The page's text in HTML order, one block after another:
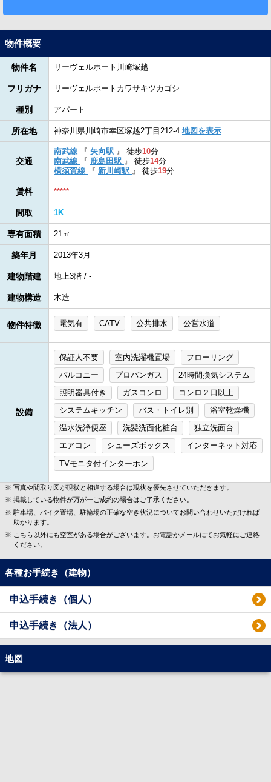
物件概要
物件名 リーヴェルポート川崎塚越
フリガナ リーヴェルポートカワサキツカゴシ
種別 アパート
所在地 神奈川県川崎市幸区塚越2丁目212-4 地図を表示
交通
南武線 『 矢向駅 』 徒歩10分
南武線
『 鹿島田駅 』 徒歩14分
横須賀線
『 新川崎駅 』 徒歩19分
賃料 *****
間取 1K
専有面積 21㎡
築年月 2013年3月
建物階建 地上3階 / -
建物構造 木造
物件特徴 電気有 CATV 公共排水 公営水道
設備
保証人不要 室内洗濯機置場
フローリング
バルコニー
プロパンガス
24時間換気システム
照明器具付き
ガスコンロ
コンロ２口以上
システムキッチン
バス・トイレ別
浴室乾燥機
温水洗浄便座
洗髪洗面化粧台
独立洗面台
エアコン
シューズボックス
インターネット対応
TVモニタ付インターホン
写真や間取り図が現状と相違する場合は現状を優先させていただきます。
掲載している物件が万が一ご成約の場合はご了承ください。
駐車場、バイク置場、駐輪場の正確な空き状況についてお問い合わせいただければ
助かります。
こちら以外にも空室がある場合がございます。お電話かメールにてお気軽にご連絡
ください。
各種お手続き（建物）
申込手続き（個人）
申込手続き（法人）
地図